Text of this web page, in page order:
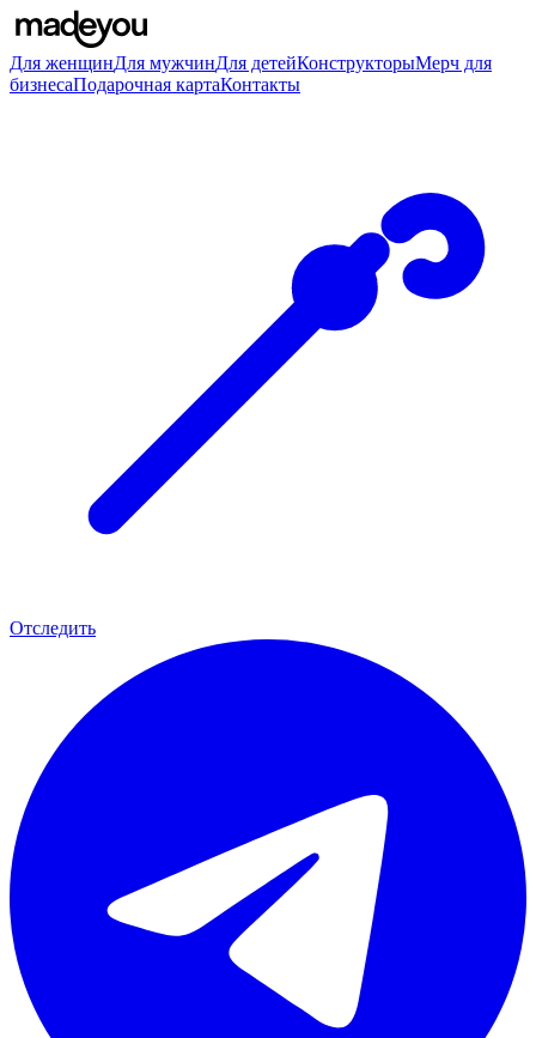
Для женщинДля мужчинДля детейКонструкторыМерч для
бизнесаПодарочная картаКонтакты
Отследить